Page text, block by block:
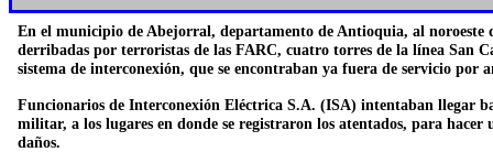
En el municipio de Abejorral, departamento de Antioquia, al noroeste
derribadas por terroristas de las FARC, cuatro torres de la línea San
sistema de interconexión, que se encontraban ya fuera de servicio por
Funcionarios de Interconexión Eléctrica S.A. (ISA) intentaban llegar
militar, a los lugares en donde se registraron los atentados, para hacer
daños.